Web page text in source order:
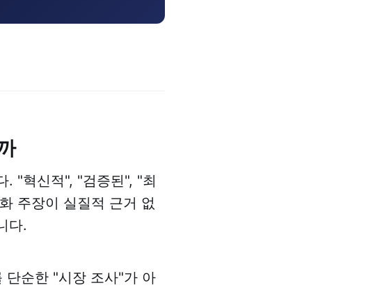
. "혁신적", "검증된", "최
주장이 실질적 근거 없
다.
순한 "시장 조사"가 아